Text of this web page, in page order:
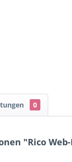
0
"Rico